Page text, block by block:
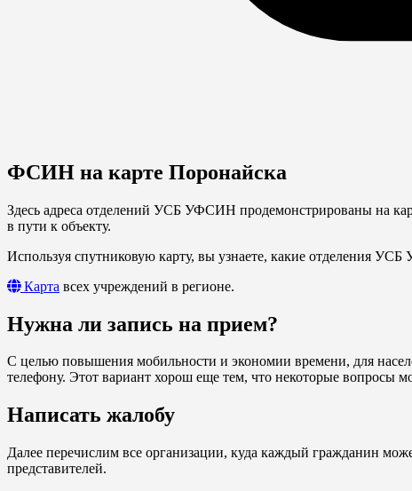
ФСИН на карте Поронайска
Здесь адреса отделений УСБ УФСИН продемонстрированы на
в пути к объекту.
Используя спутниковую карту, вы узнаете, какие отделения
Карта всех учреждений в регионе.
Нужна ли запись на прием?
С целью повышения мобильности и экономии времени, для
телефону. Этот вариант хорош еще тем, что некоторые вопросы
Написать жалобу
Далее перечислим все организации, куда каждый гражданин
представителей.